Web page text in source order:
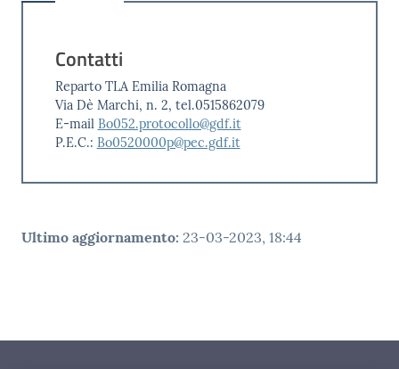
Contatti
Reparto TLA Emilia Romagna
Via Dè Marchi, n. 2, tel.0515862079
E-mail Bo052.protocollo@gdf.it
P.E.C.: Bo0520000p@pec.gdf.it
Ultimo aggiornamento: 23-03-2023, 18:44